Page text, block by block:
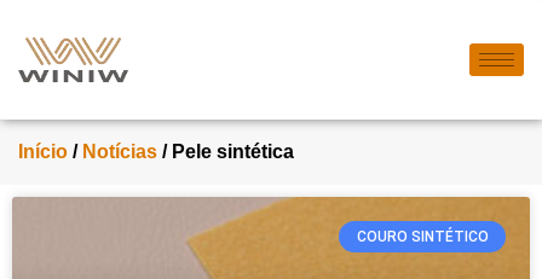
Início / Notícias / Pele sintética
COURO SINTÉTICO